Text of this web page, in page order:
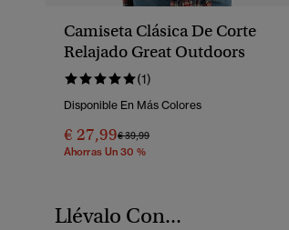
Camiseta Clásica De Corte
Relajado Great Outdoors
(1)
Disponible En Más Colores
€ 27,99Precio Rebajado De
€ 39,99A
Ahorras Un 30 %
Llévalo Con...